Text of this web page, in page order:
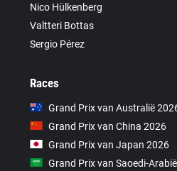
Nico Hülkenberg
Valtteri Bottas
Sergio Pérez
Races
Grand Prix van Australië
Grand Prix van China 2026
Grand Prix van Japan 2026
Grand Prix van Saoedi-